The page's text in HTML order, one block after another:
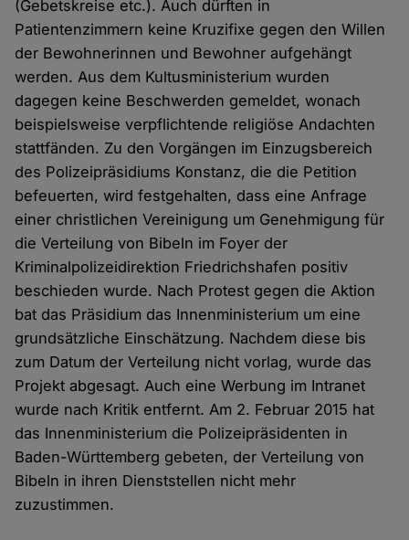
(Gebetskreise etc.). Auch dürften in
Patientenzimmern keine Kruzifixe gegen den Willen
der Bewohnerinnen und Bewohner aufgehängt
werden. Aus dem Kultusministerium wurden
dagegen keine Beschwerden gemeldet, wonach
beispielsweise verpflichtende religiöse Andachten
stattfänden. Zu den Vorgängen im Einzugsbereich
des Polizeipräsidiums Konstanz, die die Petition
befeuerten, wird festgehalten, dass eine Anfrage
einer christlichen Vereinigung um Genehmigung für
die Verteilung von Bibeln im Foyer der
Kriminalpolizeidirektion Friedrichshafen positiv
beschieden wurde. Nach Protest gegen die Aktion
bat das Präsidium das Innenministerium um eine
grundsätzliche Einschätzung. Nachdem diese bis
zum Datum der Verteilung nicht vorlag, wurde das
Projekt abgesagt. Auch eine Werbung im Intranet
wurde nach Kritik entfernt. Am 2. Februar 2015 hat
das Innenministerium die Polizeipräsidenten in
Baden-Württemberg gebeten, der Verteilung von
Bibeln in ihren Dienststellen nicht mehr
zuzustimmen.